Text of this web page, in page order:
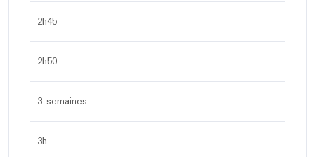
2h45
2h50
3 semaines
3h